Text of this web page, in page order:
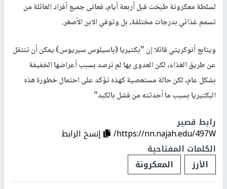
لسلطة معكرونة طبخت قبل أربعة أيام، فعانى جميع أفراد العائلة من
تسمم غذائي بدرجات مختلفة، بل وتوفي الابن الأصغر.
ويتابع أنوكريتي قائلا إن "بكتيريا (باسيلوس سيريوس) يمكن أن تنتقل
عن طريق الغذاء، لكن العدوى بها لم ترصد بسبب أعراضها الخفيفة
بشكل عام، لكن حالة مستعصية كهذه تؤكد على احتمال خطورة هذه
البكتيريا بسبب ما أحدثته من فشل بالكبد"
رابط قصير
https://nn.najah.edu/497W/
إنسخ الرابط
الكلمات المفتاحية
الأرز
المعكرونة